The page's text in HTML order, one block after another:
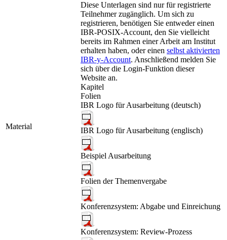
Material
Diese Unterlagen sind nur für registrierte
Teilnehmer zugänglich. Um sich zu
registrieren, benötigen Sie entweder einen
IBR-POSIX-Account, den Sie vielleicht
bereits im Rahmen einer Arbeit am Institut
erhalten haben, oder einen selbst aktivierten
IBR-y-Account. Anschließend melden Sie
sich über die Login-Funktion dieser
Website an.
Kapitel
Folien
IBR Logo für Ausarbeitung (deutsch)
IBR Logo für Ausarbeitung (englisch)
Beispiel Ausarbeitung
Folien der Themenvergabe
Konferenzsystem: Abgabe und Einreichung
Konferenzsystem: Review-Prozess